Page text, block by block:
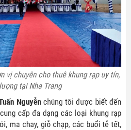
vị chuyên cho thuê khung rạp uy tín,
tại Nha Trang
Nguyễnchúng tôi được biết đến
cấp đa dạng các loại khung rạp
ma chay, giỗ chạp, các buổi tễ tết,